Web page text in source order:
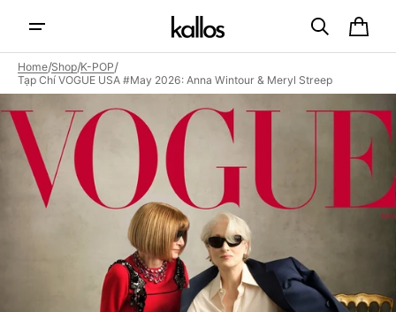
content
Cart
Home/Shop/K-POP/
Tạp Chí VOGUE USA #May 2026: Anna Wintour & Meryl Streep